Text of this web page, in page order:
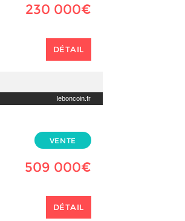
230 000€
DÉTAIL
leboncoin.fr
VENTE
509 000€
DÉTAIL